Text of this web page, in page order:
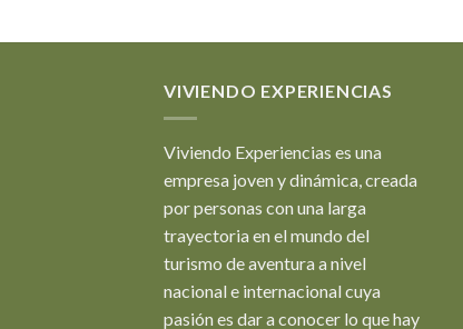
VIVIENDO EXPERIENCIAS
Viviendo Experiencias es una
empresa joven y dinámica, creada
por personas con una larga
trayectoria en el mundo del
turismo de aventura a nivel
nacional e internacional cuya
pasión es dar a conocer lo que hay